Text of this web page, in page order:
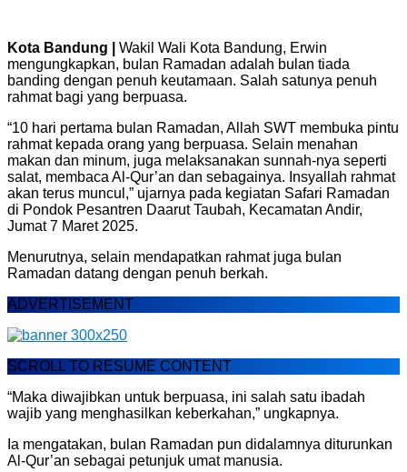
Kota Bandung | Wakil Wali Kota Bandung, Erwin
mengungkapkan, bulan Ramadan adalah bulan tiada
banding dengan penuh keutamaan. Salah satunya penuh
rahmat bagi yang berpuasa.
“10 hari pertama bulan Ramadan, Allah SWT membuka pintu
rahmat kepada orang yang berpuasa. Selain menahan
makan dan minum, juga melaksanakan sunnah-nya seperti
salat, membaca Al-Qur’an dan sebagainya. Insyallah rahmat
akan terus muncul,” ujarnya pada kegiatan Safari Ramadan
di Pondok Pesantren Daarut Taubah, Kecamatan Andir,
Jumat 7 Maret 2025.
Menurutnya, selain mendapatkan rahmat juga bulan
Ramadan datang dengan penuh berkah.
ADVERTISEMENT
SCROLL TO RESUME CONTENT
“Maka diwajibkan untuk berpuasa, ini salah satu ibadah
wajib yang menghasilkan keberkahan,” ungkapnya.
Ia mengatakan, bulan Ramadan pun didalamnya diturunkan
Al-Qur’an sebagai petunjuk umat manusia.